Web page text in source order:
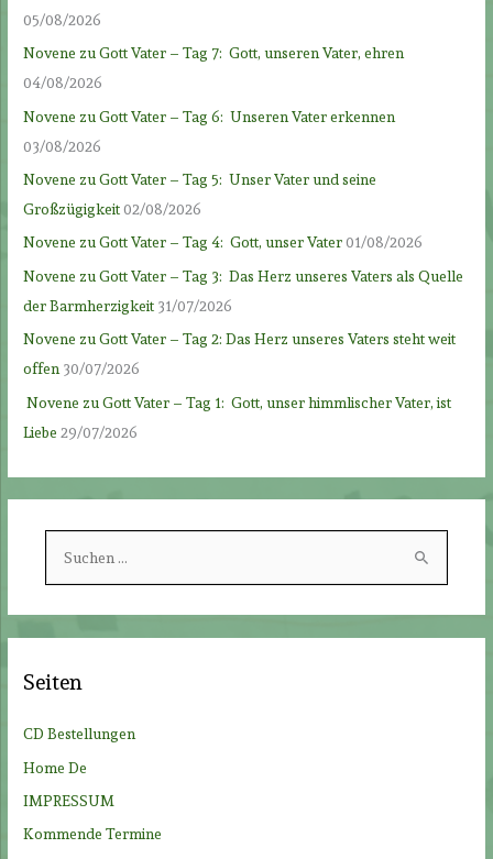
05/08/2026
Novene zu Gott Vater – Tag 7: Gott, unseren Vater, ehren
04/08/2026
Novene zu Gott Vater – Tag 6: Unseren Vater erkennen
03/08/2026
Novene zu Gott Vater – Tag 5: Unser Vater und seine
Großzügigkeit02/08/2026
Novene zu Gott Vater – Tag 4: Gott, unser Vater01/08/2026
Novene zu Gott Vater – Tag 3: Das Herz unseres Vaters als Quelle
der Barmherzigkeit 31/07/2026
Novene zu Gott Vater – Tag 2: Das Herz unseres Vaters steht weit
offen 30/07/2026
Novene zu Gott Vater – Tag 1: Gott, unser himmlischer Vater, ist
Liebe 29/07/2026
n
h
:
Seiten
CD Bestellungen
Home De
IMPRESSUM
Kommende Termine